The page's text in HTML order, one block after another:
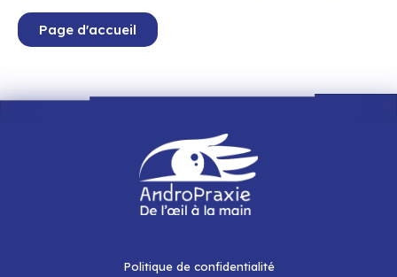
Page d'accueil
Politique de confidentialité